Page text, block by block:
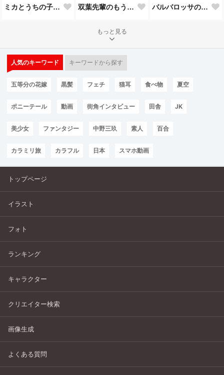
ミカとうちの子8人目 双葉先輩のもう一つの顔３ バルバロッサの狙撃兵（Kar98バージョン）
もっと見る
人気のキーワード キーワードから探す
五等分の花嫁 黒髪 フェチ 猫耳 食べ物 夏空
ポニーテール 動画 街角インタビュー 田舎 JK
美少女 ファンタジー 中野三玖 素人 百合
カラミリ旅 カラフル 日本 スマホ動画
トップページ
イラスト
フォト
ランキング
キャラクター
クリエイター検索
画像生成
よくある質問